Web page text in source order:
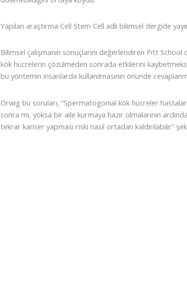
Yapılan araştırma Cell Stem Cell adlı bilimsel dergide
Bilimsel çalışmanın sonuçlarını değerlendiren Pitt
kök hücrelerin çözülmeden sonrada etkilerini
bu yöntemin insanlarda kullanılmasının önünde
Orwig bu soruları, “Spermatogonial kök hücreler
sonra mı, yoksa bir aile kurmaya hazır olmalarının
tekrar kanser yapması riski nasıl ortadan kaldırılabilir”